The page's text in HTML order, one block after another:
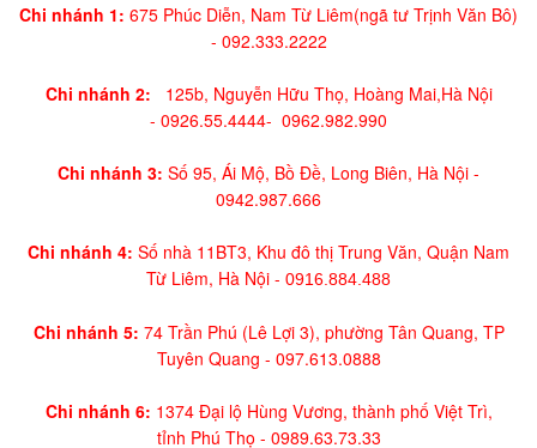
Chi nhánh 1: 675 Phúc Diễn, Nam Từ Liêm(ngã tư Trịnh Văn Bô)
- 092.333.2222
Chi nhánh 2: 125b, Nguyễn Hữu Thọ, Hoàng Mai,Hà Nội
- 0926.55.4444- 0962.982.990
Chi nhánh 3: Số 95, Ái Mộ, Bồ Đề, Long Biên, Hà Nội -
0942.987.666
Chi nhánh 4: Số nhà 11BT3, Khu đô thị Trung Văn, Quận Nam
Từ Liêm, Hà Nội - 0916.884.488
Chi nhánh 5: 74 Trần Phú (Lê Lợi 3), phường Tân Quang, TP
Tuyên Quang - 097.613.0888
Chi nhánh 6: 1374 Đại lộ Hùng Vương, thành phố Việt Trì,
tỉnh Phú Thọ - 0989.63.73.33